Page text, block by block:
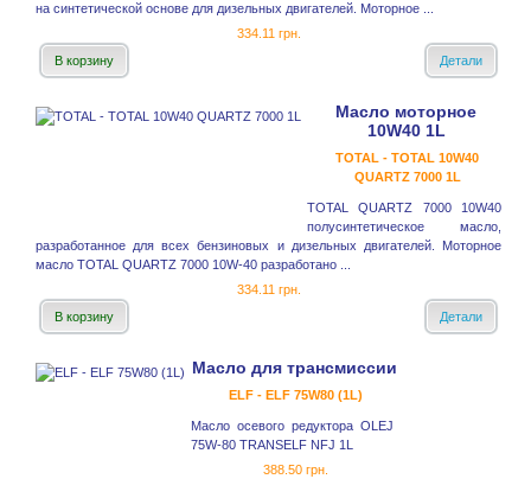
на синтетической основе для дизельных двигателей. Моторное ...
334.11 грн.
В корзину
Детали
Масло моторное
10W40 1L
TOTAL - TOTAL 10W40
QUARTZ 7000 1L
TOTAL QUARTZ 7000 10W40
полусинтетическое масло,
разработанное для всех бензиновых и дизельных двигателей. Моторное
масло TOTAL QUARTZ 7000 10W-40 разработано ...
334.11 грн.
В корзину
Детали
Масло для трансмиссии
ELF - ELF 75W80 (1L)
Масло осевого редуктора OLEJ
75W-80 TRANSELF NFJ 1L
388.50 грн.